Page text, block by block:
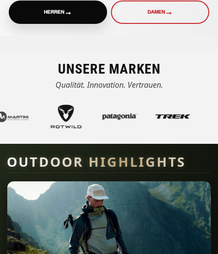
HERREN → DAMEN →
UNSERE MARKEN
Qualität. Innovation. Vertrauen.
OUTDOOR HIGHLIGHTS